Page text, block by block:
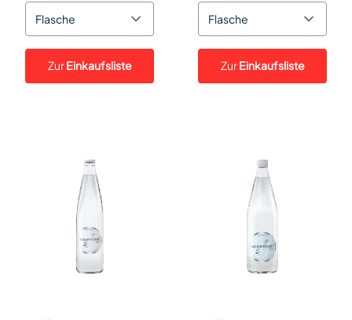
Flasche
ZurEinkaufsliste
Flasche
ZurEinkaufsliste